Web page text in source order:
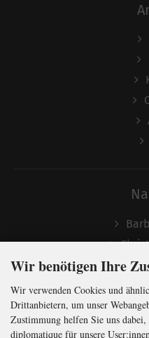
Wir benötigen Ihre
Wir verwenden Cookies und
Drittanbietern, um unser
Zustimmung helfen Sie uns
diplomatique für unsere